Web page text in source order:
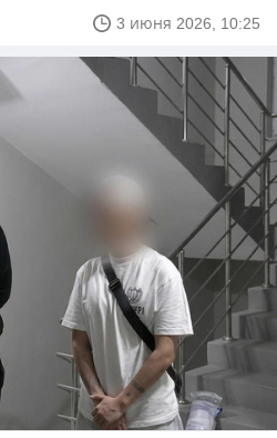
3 июня 2026, 10:25